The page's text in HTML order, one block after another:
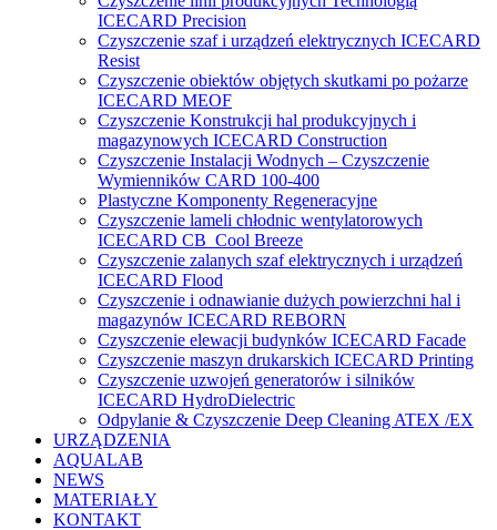
ICECARD Precision
Czyszczenie szaf i urządzeń elektrycznych ICECARD
Resist
Czyszczenie obiektów objętych skutkami po pożarze
ICECARD MEOF
Czyszczenie Konstrukcji hal produkcyjnych i
magazynowych ICECARD Construction
Czyszczenie Instalacji Wodnych – Czyszczenie
Wymienników CARD 100-400
Plastyczne Komponenty Regeneracyjne
Czyszczenie lameli chłodnic wentylatorowych
ICECARD CB Cool Breeze
Czyszczenie zalanych szaf elektrycznych i urządzeń
ICECARD Flood
Czyszczenie i odnawianie dużych powierzchni hal i
magazynów ICECARD REBORN
Czyszczenie elewacji budynków ICECARD Facade
Czyszczenie maszyn drukarskich ICECARD Printing
Czyszczenie uzwojeń generatorów i silników
ICECARD HydroDielectric
Odpylanie & Czyszczenie Deep Cleaning ATEX /EX
URZĄDZENIA
AQUALAB
NEWS
MATERIAŁY
KONTAKT